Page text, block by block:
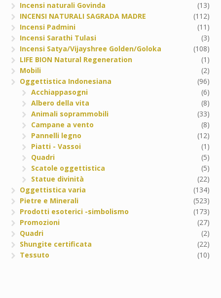
Incensi naturali Govinda
(13)
INCENSI NATURALI SAGRADA MADRE
(112)
Incensi Padmini
(11)
Incensi Sarathi Tulasi
(3)
Incensi Satya/Vijayshree Golden/Goloka
(108)
LIFE BION Natural Regeneration
(1)
Mobili
(2)
Oggettistica Indonesiana
(96)
Acchiappasogni
(6)
Albero della vita
(8)
Animali soprammobili
(33)
Campane a vento
(8)
Pannelli legno
(12)
Piatti - Vassoi
(1)
Quadri
(5)
Scatole oggettistica
(5)
Statue divinità
(22)
Oggettistica varia
(134)
Pietre e Minerali
(523)
Prodotti esoterici -simbolismo
(173)
Promozioni
(27)
Quadri
(2)
Shungite certificata
(22)
Tessuto
(10)